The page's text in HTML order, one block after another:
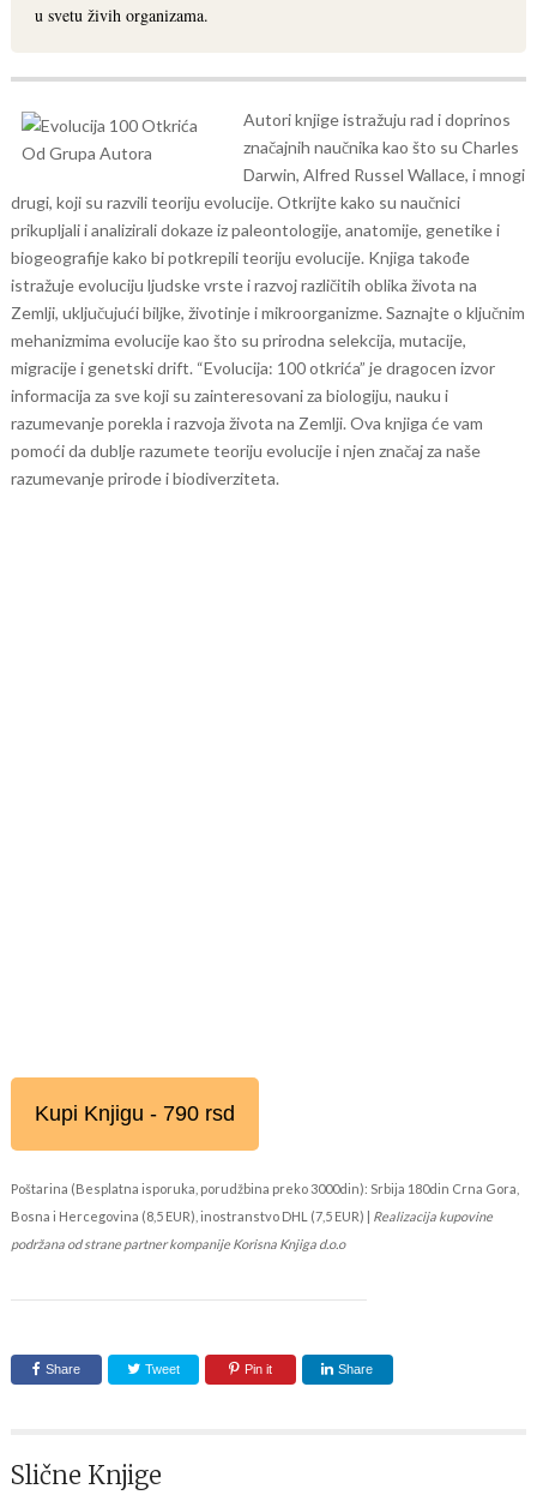
u svetu živih organizama.
Autori knjige istražuju rad i doprinos
značajnih naučnika kao što su Charles
Darwin, Alfred Russel Wallace, i mnogi
drugi, koji su razvili teoriju evolucije. Otkrijte kako su naučnici
prikupljali i analizirali dokaze iz paleontologije, anatomije, genetike i
biogeografije kako bi potkrepili teoriju evolucije. Knjiga takođe
istražuje evoluciju ljudske vrste i razvoj različitih oblika života na
Zemlji, uključujući biljke, životinje i mikroorganizme. Saznajte o ključnim
mehanizmima evolucije kao što su prirodna selekcija, mutacije,
migracije i genetski drift. “Evolucija: 100 otkrića” je dragocen izvor
informacija za sve koji su zainteresovani za biologiju, nauku i
razumevanje porekla i razvoja života na Zemlji. Ova knjiga će vam
pomoći da dublje razumete teoriju evolucije i njen značaj za naše
razumevanje prirode i biodiverziteta.
Kupi Knjigu - 790 rsd
Poštarina (Besplatna isporuka, porudžbina preko 3000din): Srbija 180din Crna Gora,
Bosna i Hercegovina (8,5 EUR), inostranstvo DHL (7,5 EUR) | Realizacija kupovine
podržana od strane partner kompanije Korisna Knjiga d.o.o
Share Tweet Pin it Share
Slične Knjige